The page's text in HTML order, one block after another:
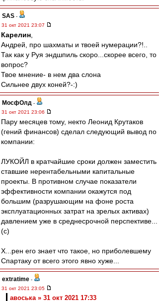
SAS -
31 окт 2021 23:07
Карелин
Андрей, про шахматы и твоей нумерации?!..
Так как у Руя эндшпиль скоро...скорее всего, то
вопрос?
Твое мнение- в нем два слона
Сильнее двух коней?-:)
МосфОлд -
31 окт 2021 23:06
Пару месяцев тому, некто Леонид Крутаков
(гений финансов) сделал следующий вывод по
компании:
ЛУКОЙЛ в кратчайшие сроки должен заместить
ставшие нерентабельными капитальные
проекты. В противном случае показатели
эффективности компании окажутся под
большим (разрушающим на фоне роста
эксплуатационных затрат на зрелых активах)
давлением уже в среднесрочной перспективе...
(с)
Х...рен его знает что такое, но приболевшему
Спартаку от всего этого явно хуже...
extratime -
31 окт 2021 23:05
авоська » 31 окт 2021 17:33